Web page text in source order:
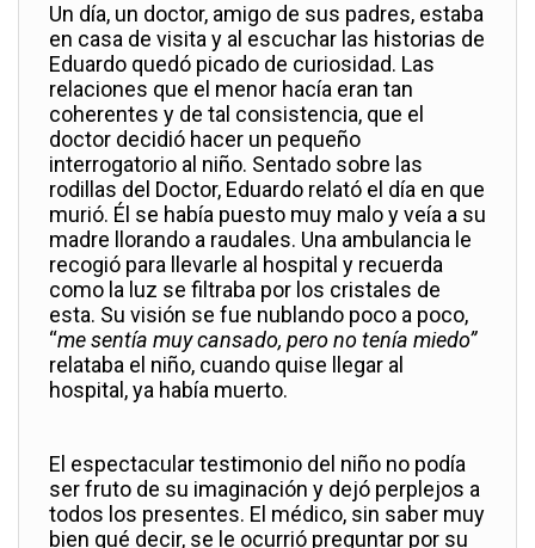
Un día, un doctor, amigo de sus padres, estaba
en casa de visita y al escuchar las historias de
Eduardo quedó picado de curiosidad. Las
relaciones que el menor hacía eran tan
coherentes y de tal consistencia, que el
doctor decidió hacer un pequeño
interrogatorio al niño. Sentado sobre las
rodillas del Doctor, Eduardo relató el día en que
murió. Él se había puesto muy malo y veía a su
madre llorando a raudales. Una ambulancia le
recogió para llevarle al hospital y recuerda
como la luz se filtraba por los cristales de
esta. Su visión se fue nublando poco a poco,
“me sentía muy cansado, pero no tenía miedo”
relataba el niño, cuando quise llegar al
hospital, ya había muerto.
El espectacular testimonio del niño no podía
ser fruto de su imaginación y dejó perplejos a
todos los presentes. El médico, sin saber muy
bien qué decir, se le ocurrió preguntar por su